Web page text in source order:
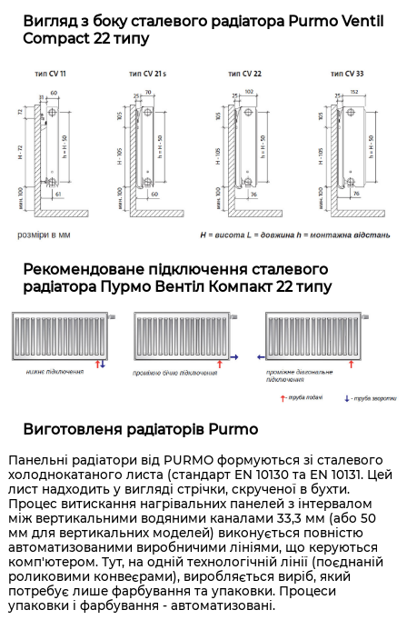
Вигляд з боку сталевого радіатора Purmo Ventil
Compact 22 типу
Рекомендоване підключення сталевого
радіатора Пурмо Вентіл Компакт 22 типу
Виготовленя радіаторів Purmo
Панельні радіатори від PURMO формуються зі сталевого
холоднокатаного листа (стандарт EN 10130 та EN 10131. Цей
лист надходить у вигляді стрічки, скрученої в бухти.
Процес витискання нагрівальних панелей з інтервалом
між вертикальними водяними каналами 33,3 мм (або 50
мм для вертикальних моделей) виконується повністю
автоматизованими виробничими лініями, що керуються
комп'ютером. Тут, на одній технологічній лінії (поєднаній
роликовими конвеєрами), виробляється виріб, який
потребує лише фарбування та упаковки. Процеси
упаковки і фарбування - автоматизовані.